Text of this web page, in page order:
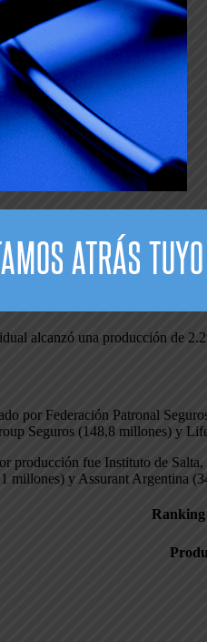
alcanzó una producción de
por Federación Patronal
Seguros (148,8 millones) y
producción fue Instituto de
millones) y Assurant Argentina
Ranking